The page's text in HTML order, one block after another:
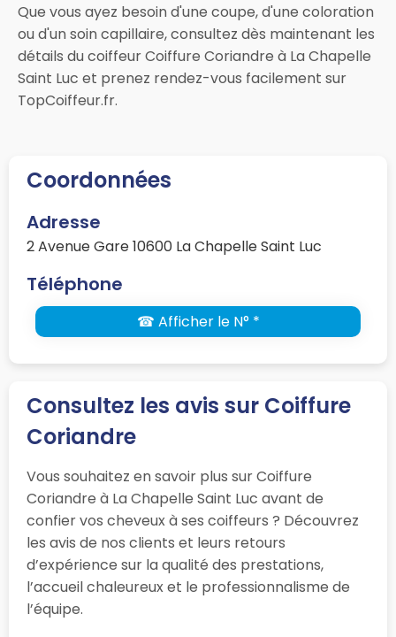
Que vous ayez besoin d'une coupe, d'une coloration
ou d'un soin capillaire, consultez dès maintenant les
détails du coiffeur Coiffure Coriandre à La Chapelle
Saint Luc et prenez rendez-vous facilement sur
TopCoiffeur.fr.
Coordonnées
Adresse
2 Avenue Gare 10600 La Chapelle Saint Luc
Téléphone
☎ Afficher le N° *
Consultez les avis sur Coiffure
Coriandre
Vous souhaitez en savoir plus sur Coiffure
Coriandre à La Chapelle Saint Luc avant de
confier vos cheveux à ses coiffeurs ? Découvrez
les avis de nos clients et leurs retours
d’expérience sur la qualité des prestations,
l’accueil chaleureux et le professionnalisme de
l’équipe.